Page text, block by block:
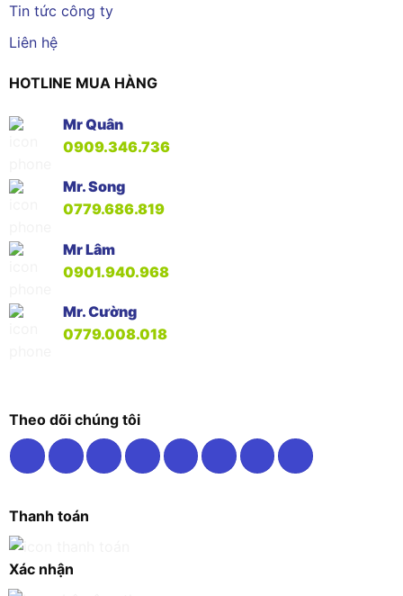
Tin tức công ty
Liên hệ
HOTLINE MUA HÀNG
Mr Quân
0909.346.736
Mr. Song
0779.686.819
Mr Lâm
0901.940.968
Mr. Cường
0779.008.018
Theo dõi chúng tôi
Thanh toán
Xác nhận